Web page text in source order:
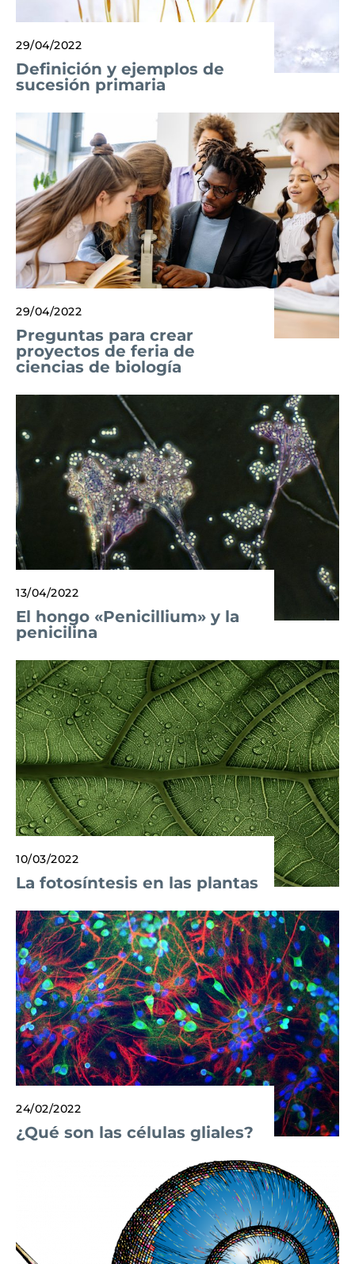
29/04/2022
Definición y ejemplos de
sucesión primaria
29/04/2022
Preguntas para crear
proyectos de feria de
ciencias de biología
13/04/2022
El hongo «Penicillium» y la
penicilina
10/03/2022
La fotosíntesis en las plantas
24/02/2022
¿Qué son las células gliales?